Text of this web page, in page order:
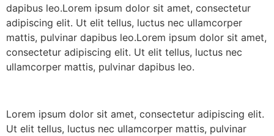
dapibus leo.Lorem ipsum dolor sit amet, consectetur
adipiscing elit. Ut elit tellus, luctus nec ullamcorper
mattis, pulvinar dapibus leo.Lorem ipsum dolor sit amet,
consectetur adipiscing elit. Ut elit tellus, luctus nec
ullamcorper mattis, pulvinar dapibus leo.
Lorem ipsum dolor sit amet, consectetur adipiscing elit.
Ut elit tellus, luctus nec ullamcorper mattis, pulvinar